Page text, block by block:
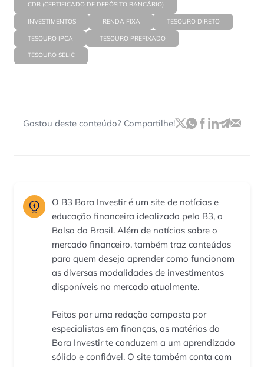
CDB (CERTIFICADO DE DEPÓSITO BANCÁRIO)
INVESTIMENTOS RENDA FIXA TESOURO DIRETO
TESOURO IPCA TESOURO PREFIXADO
TESOURO SELIC
Gostou deste conteúdo? Compartilhe!
O B3 Bora Investir é um site de notícias e
educação financeira idealizado pela B3, a
Bolsa do Brasil. Além de notícias sobre o
mercado financeiro, também traz conteúdos
para quem deseja aprender como funcionam
as diversas modalidades de investimentos
disponíveis no mercado atualmente.
Feitas por uma redação composta por
especialistas em finanças, as matérias do
Bora Investir te conduzem a um aprendizado
sólido e confiável. O site também conta com